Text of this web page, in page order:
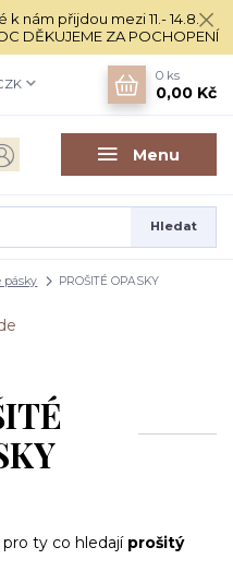
nám přijdou mezi 11.- 14.8.
DĚKUJEME ZA POCHOPENÍ
Menu
Hledat
0 ks
0,00 Kč
pásky PROŠITÉ OPASKY
ty co hledají prošitý